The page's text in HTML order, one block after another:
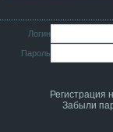
iMrCoffeeBLR4
11 июля 2026
[b]era124[/b],
Ага понял буду знать
era124
7 июля 2026
Логин
Пароль
Регистрация
Забыли